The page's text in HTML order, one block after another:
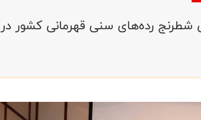
شطرنج رده‌های سنی قهرمانی کشور در